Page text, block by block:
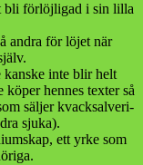
bli förlöjligad i sin lilla
andra för löjet när
kanske inte blir helt
köper hennes texter så
säljer kvacksalveri-
sjuka).
ett yrke som